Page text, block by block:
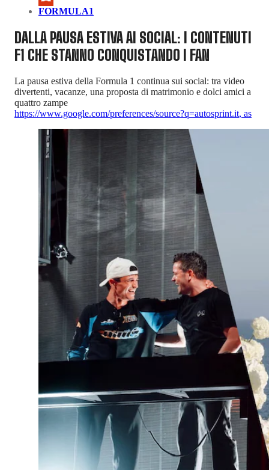
FORMULA1
DALLA PAUSA ESTIVA AI SOCIAL: I CONTENUTI
F1 CHE STANNO CONQUISTANDO I FAN
La pausa estiva della Formula 1 continua sui social: tra video
divertenti, vacanze, una proposta di matrimonio e dolci amici a
quattro zampe
https://www.google.com/preferences/source?q=autosprint.it, as